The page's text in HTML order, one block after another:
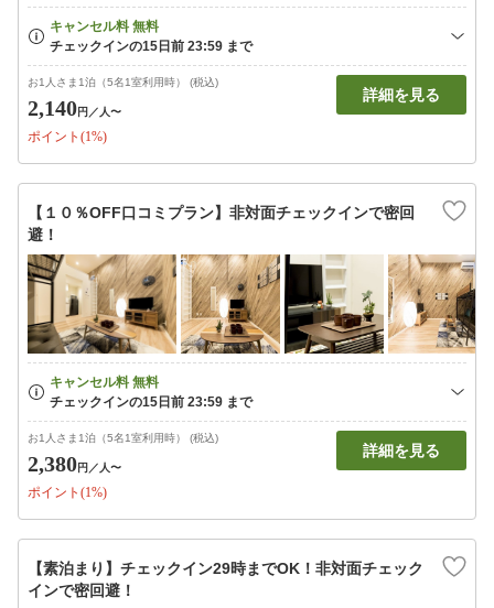
お1人さま1泊（5名1室利用時） (税込)
2,140円 ／人〜
ポイント(1%)
詳細を見る
【１０％OFF口コミプラン】非対面チェックインで密回
避！
お1人さま1泊（5名1室利用時） (税込)
2,380円 ／人〜
ポイント(1%)
詳細を見る
【素泊まり】チェックイン29時までOK！非対面チェック
インで密回避！